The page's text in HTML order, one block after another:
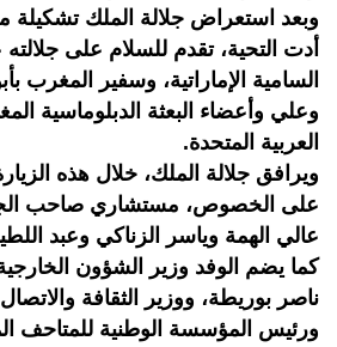
وبعد استعراض جلالة الملك
أدت التحية، تقدم للسلام على
السامية الإماراتية، وسفير المغرب
وعلي وأعضاء البعثة الدبلوماسية
العربية المتحدة.
ويرافق جلالة الملك، خلال هذه
على الخصوص، مستشاري صاحب
عالي الهمة وياسر الزناكي وعبد
كما يضم الوفد وزير الشؤون
ناصر بوريطة، ووزير الثقافة
ورئيس المؤسسة الوطنية للمتاحف